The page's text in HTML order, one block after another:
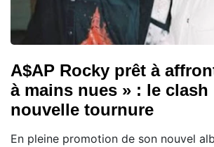
A$AP Rocky prêt à
à mains nues » : le
nouvelle tournure
En pleine promotion de son nouvel